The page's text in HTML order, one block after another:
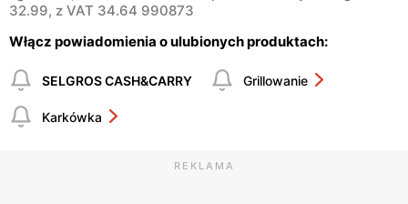
32.99, z VAT 34.64 990873
Włącz powiadomienia o ulubionych produktach:
SELGROS CASH&CARRY Grillowanie
Karkówka
REKLAMA